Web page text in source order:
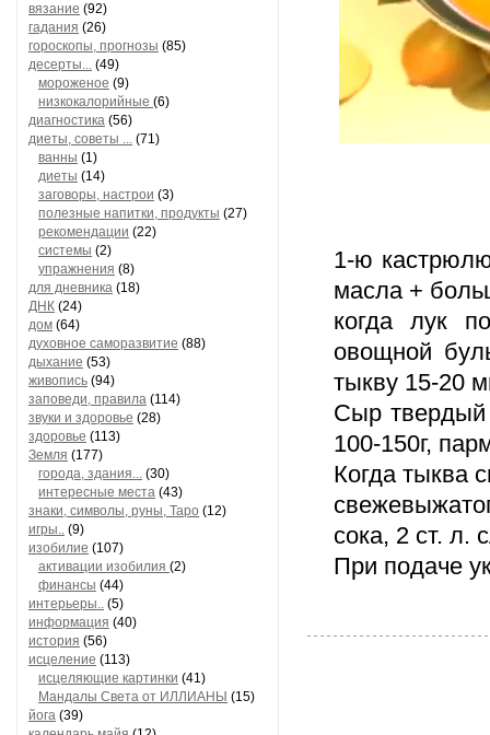
вязание (92)
гадания (26)
гороскопы, прогнозы (85)
десерты... (49)
мороженое (9)
низкокалорийные (6)
диагностика (56)
диеты, советы ... (71)
ванны (1)
диеты (14)
заговоры, настрои (3)
полезные напитки, продукты (27)
рекомендации (22)
системы (2)
упражнения (8)
для дневника (18)
ДНК (24)
дом (64)
духовное саморазвитие (88)
дыхание (53)
живопись (94)
заповеди, правила (114)
звуки и здоровье (28)
здоровье (113)
Земля (177)
города, здания... (30)
интересные места (43)
знаки, символы, руны, Таро (12)
игры.. (9)
изобилие (107)
активации изобилия (2)
финансы (44)
интерьеры.. (5)
информация (40)
история (56)
исцеление (113)
исцеляющие картинки (41)
Мандалы Света от ИЛЛИАНЫ (15)
йога (39)
1-ю
масла +
когда лук
овощной
тыкву 15-20
Сыр твердый
100-150г,
Когда тыква
сока, 2 ст. л.
При подаче